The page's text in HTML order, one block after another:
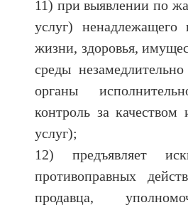
11) при выявлении по
услуг)
жизни, здоровья,
среды
органы
контроль за качеством
услуг);
12) предъявляет
противоправных
продавца,